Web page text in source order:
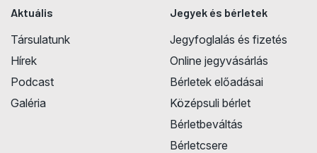
Aktuális
Társulatunk
Hírek
Podcast
Galéria
Jegyek és bérletek
Jegyfoglalás és fizetés
Online jegyvásárlás
Bérletek előadásai
Középsuli bérlet
Bérletbeváltás
Bérletcsere